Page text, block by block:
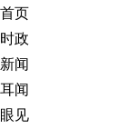
首页
时政
新闻
耳闻
眼见